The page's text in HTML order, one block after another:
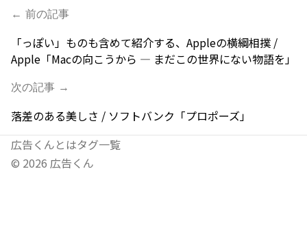
← 前の記事
「っぽい」ものも含めて紹介する、Appleの横綱相撲 /
Apple「Macの向こうから — まだこの世界にない物語を」
次の記事 →
落差のある美しさ / ソフトバンク「プロポーズ」
広告くんとはタグ一覧
© 2026 広告くん